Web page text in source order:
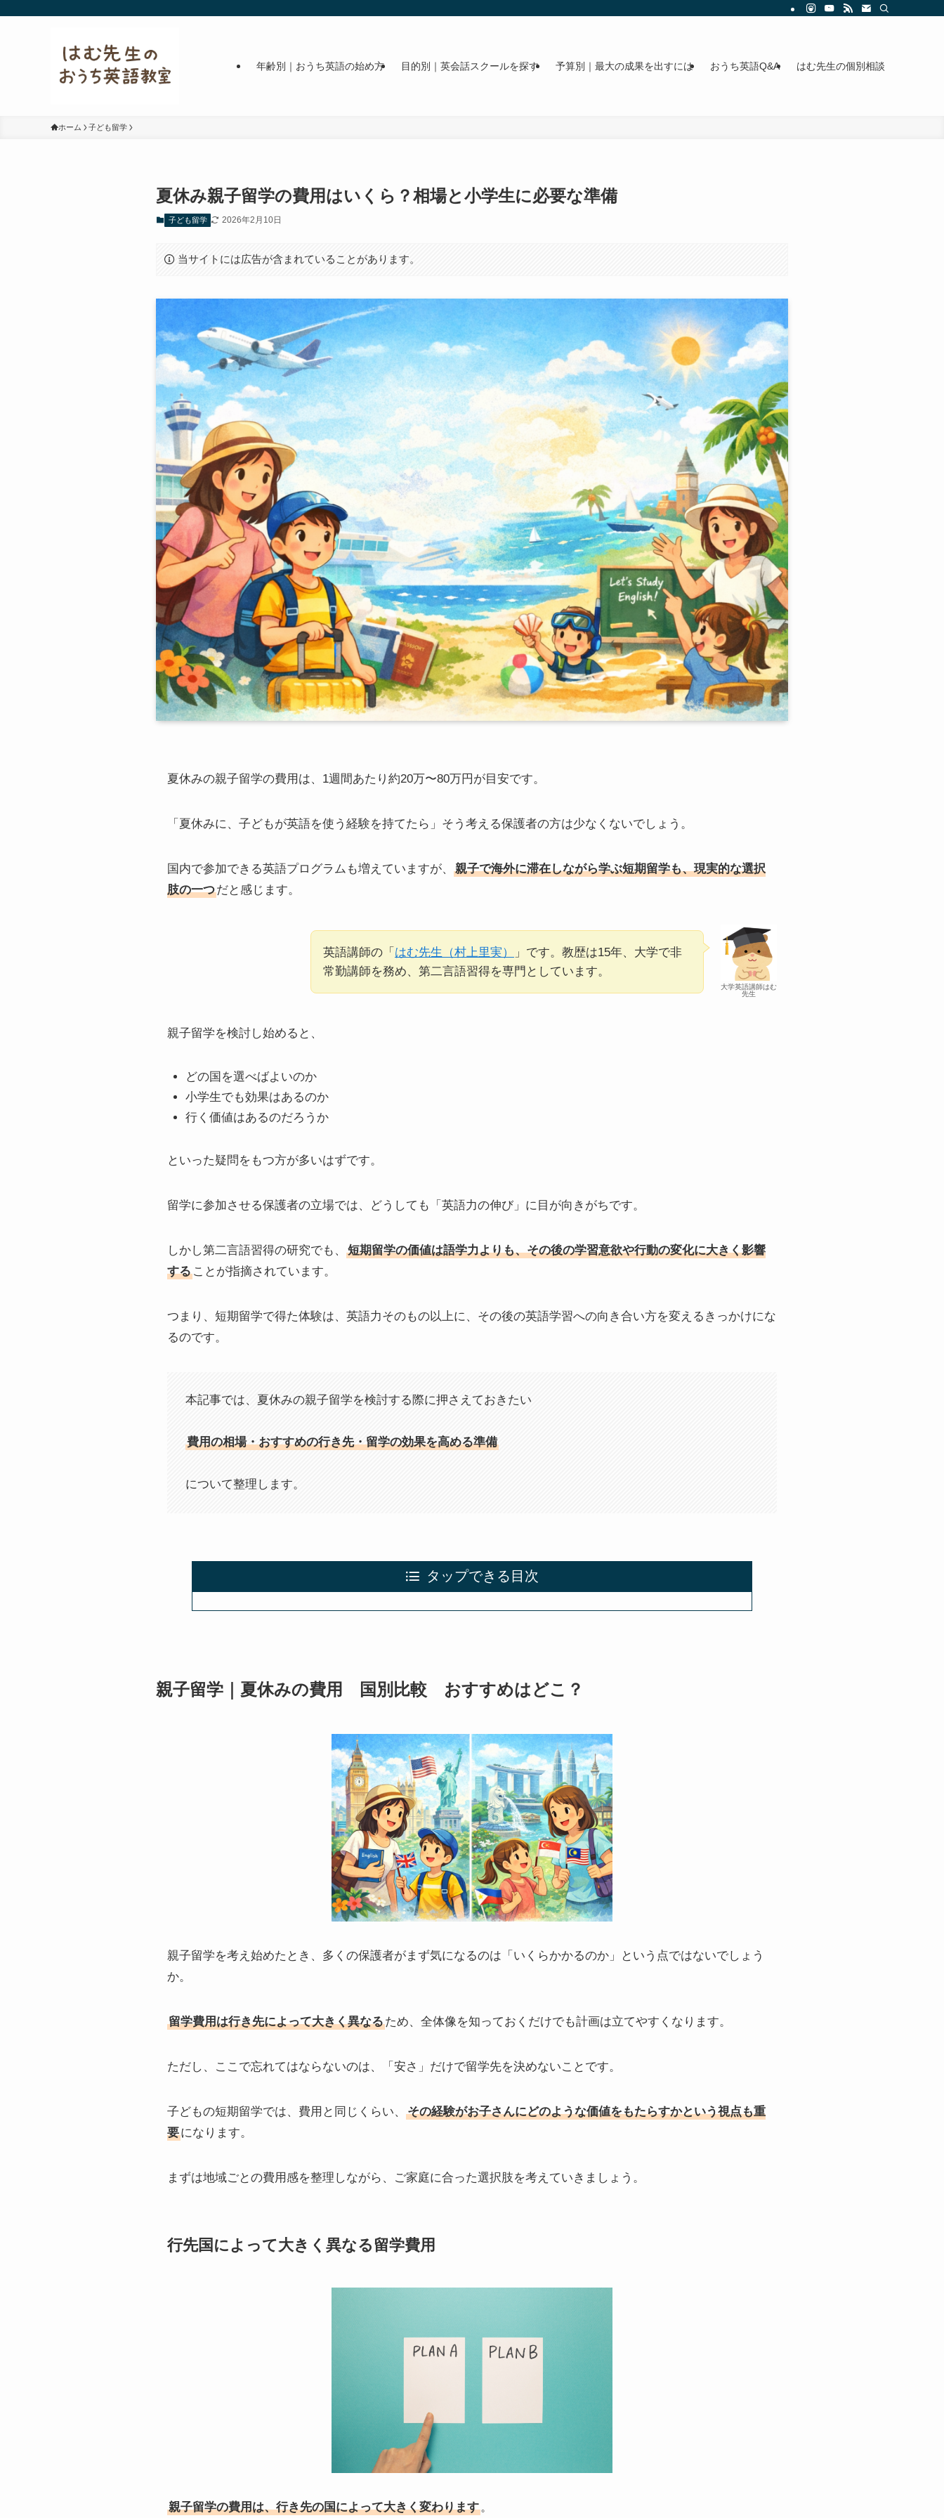
年齢別｜おうち英語の始め方 目的別｜英会話スクールを探す 予算別｜最大の成果を出すには おうち英語Q&A はむ先生の個別相談
ホーム 子ども留学
夏休み親子留学の費用はいくら？相場と小学生に必要な準備
子ども留学 2026年2月10日
当サイトには広告が含まれていることがあります。
夏休みの親子留学の費用は、1週間あたり約20万〜80万円が目安です。
「夏休みに、子どもが英語を使う経験を持てたら」そう考える保護者の方は少なくないでしょう。
国内で参加できる英語プログラムも増えていますが、
親子で海外に滞在しながら学ぶ短期留学も、現実的な選択
肢の一つだと感じます。
大学英語講師はむ
先生
英語講師の「 はむ先生（村上里実）
」です。教歴は15年、大学で非
常勤講師を務め、第二言語習得を専門としています。
親子留学を検討し始めると、
どの国を選べばよいのか
小学生でも効果はあるのか
行く価値はあるのだろうか
といった疑問をもつ方が多いはずです。
留学に参加させる保護者の立場では、どうしても「英語力の伸び」に目が向きがちです。
しかし第二言語習得の研究でも、
短期留学の価値は語学力よりも、その後の学習意欲や行動の変化に大きく影響
する ことが指摘されています。
つまり、短期留学で得た体験は、英語力そのもの以上に、その後の英語学習への向き合い方を変えるきっかけにな
るのです。
本記事では、夏休みの親子留学を検討する際に押さえておきたい
費用の相場・おすすめの行き先・留学の効果を高める準備
について整理します。
タップできる目次
親子留学｜夏休みの費用 国別比較 おすすめはどこ？
親子留学を考え始めたとき、多くの保護者がまず気になるのは「いくらかかるのか」という点ではないでしょう
か。
留学費用は行き先によって大きく異なるため、全体像を知っておくだけでも計画は立てやすくなります。
ただし、ここで忘れてはならないのは、「安さ」だけで留学先を決めないことです。
子どもの短期留学では、費用と同じくらい、
その経験がお子さんにどのような価値をもたらすかという視点も重
要になります。
まずは地域ごとの費用感を整理しながら、ご家庭に合った選択肢を考えていきましょう。
行先国によって大きく異なる留学費用
親子留学の費用は、行き先の国によって大きく変わります。